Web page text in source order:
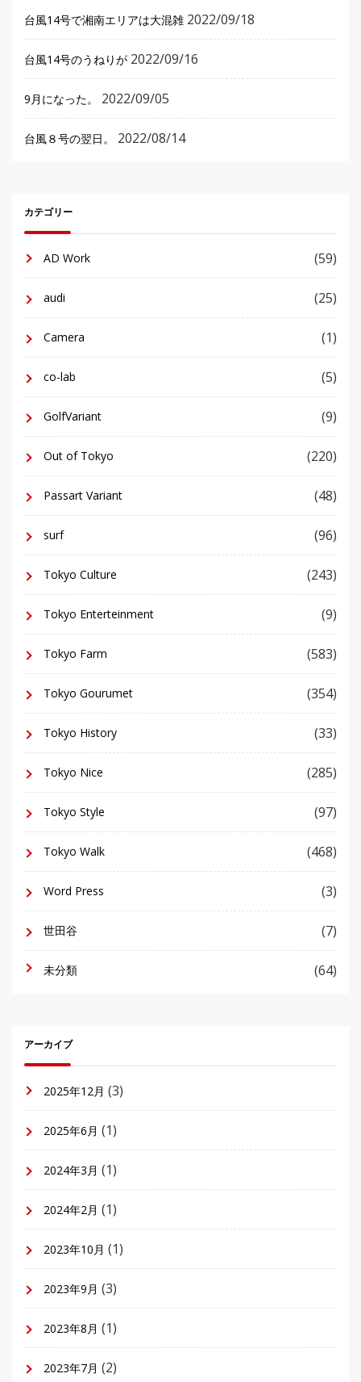
台風14号で湘南エリアは大混雑 2022/09/18
台風14号のうねりが 2022/09/16
9月になった。 2022/09/05
台風８号の翌日。 2022/08/14
カテゴリー
AD Work (59)
audi (25)
Camera (1)
co-lab (5)
GolfVariant (9)
Out of Tokyo (220)
Passart Variant (48)
surf (96)
Tokyo Culture (243)
Tokyo Enterteinment (9)
Tokyo Farm (583)
Tokyo Gourumet (354)
Tokyo History (33)
Tokyo Nice (285)
Tokyo Style (97)
Tokyo Walk (468)
Word Press (3)
世田谷 (7)
未分類 (64)
アーカイブ
2025年12月 (3)
2025年6月 (1)
2024年3月 (1)
2024年2月 (1)
2023年10月 (1)
2023年9月 (3)
2023年8月 (1)
2023年7月 (2)